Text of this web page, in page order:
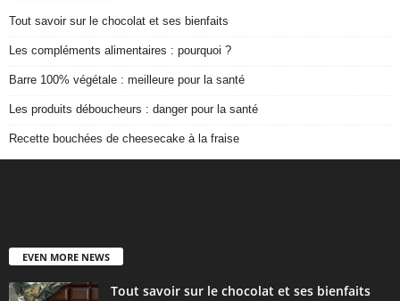
Tout savoir sur le chocolat et ses bienfaits
Les compléments alimentaires : pourquoi ?
Barre 100% végétale : meilleure pour la santé
Les produits déboucheurs : danger pour la santé
Recette bouchées de cheesecake à la fraise
EVEN MORE NEWS
Tout savoir sur le chocolat et ses bienfaits